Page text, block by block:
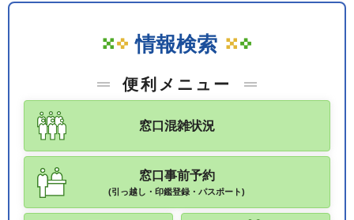
情報検索
便利メニュー
窓口混雑状況
窓口事前予約
(引っ越し・印鑑登録・パスポート)